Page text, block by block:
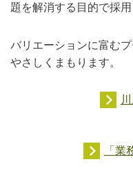
題を解消する目的で採用
バリエーションに富む
やさしくまもります。
「業